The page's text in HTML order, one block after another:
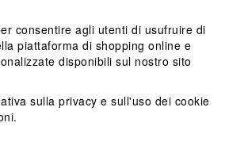
consentire agli utenti di usufruire di
piattaforma di shopping online e
disponibili sul nostro sito
sulla privacy e sull'uso dei cookie